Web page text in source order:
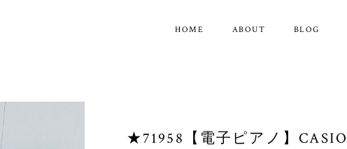
HOME ABOUT BLOG
★71958【電子ピアノ】